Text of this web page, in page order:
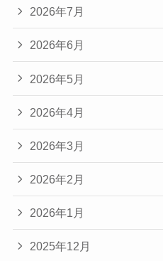
2026年7月
2026年6月
2026年5月
2026年4月
2026年3月
2026年2月
2026年1月
2025年12月